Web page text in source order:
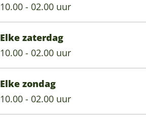
10.00 - 02.00 uur
Elke zaterdag
10.00 - 02.00 uur
Elke zondag
10.00 - 02.00 uur